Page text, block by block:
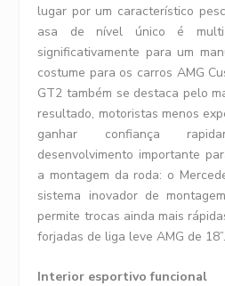
lugar por um característico
asa de nível único é
significativamente para um
costume para os carros AMG
GT2 também se destaca pelo
resultado, motoristas menos
ganhar confiança
desenvolvimento importante
a montagem da roda: o
sistema inovador de
permite trocas ainda mais
forjadas de liga leve AMG de 18”.
Interior esportivo funcional